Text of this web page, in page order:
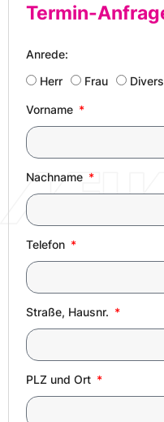
Termin-
Anrede:
Herr
Frau
Vorname
Nachname
Telefon
Straße, Hausnr.
PLZ und Ort